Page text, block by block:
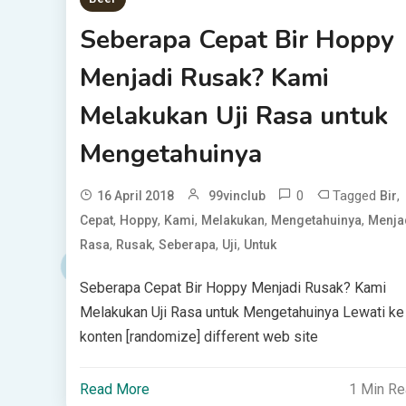
Seberapa Cepat Bir Hoppy
Menjadi Rusak? Kami
Melakukan Uji Rasa untuk
Mengetahuinya
16 April 2018 99vinclub 0 Tagged Bir,
Cepat, Hoppy, Kami, Melakukan, Mengetahuinya,
Rasa, Rusak, Seberapa, Uji, Untuk
Seberapa Cepat Bir Hoppy Menjadi Rusak? Kami
Melakukan Uji Rasa untuk Mengetahuinya Lewati ke
konten [randomize] different web site
Read More 1 Min